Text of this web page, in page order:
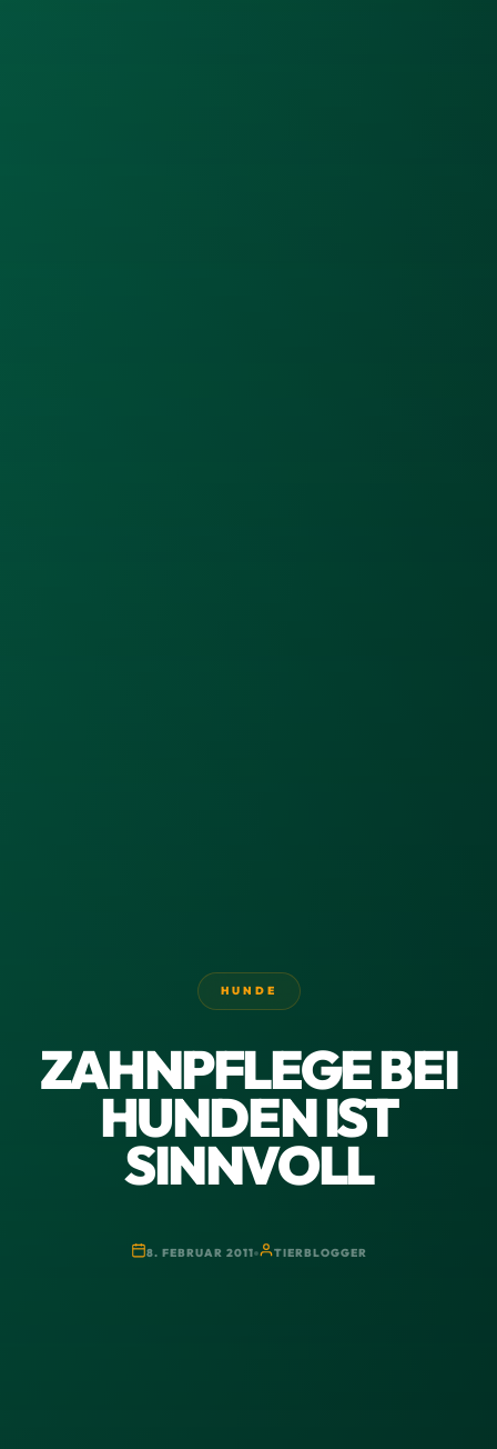
HUNDE
ZAHNPFLEGE BEI
HUNDEN IST
SINNVOLL
8. FEBRUAR 2011 TIERBLOGGER